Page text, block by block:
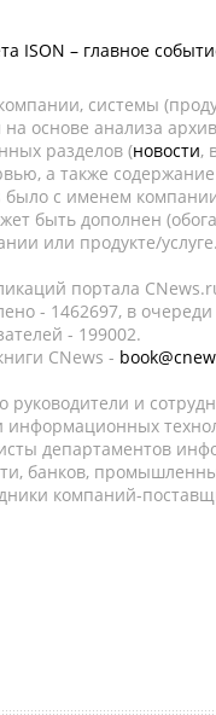
ISON – главное
системы
на основе анализа
разделов (новости,
а также
было с именем
быть дополнен
или продукте/услуге.
портала
- 1462697, в очереди
- 199002.
CNews -
руководители и
информационных
департаментов
банков,
компаний-